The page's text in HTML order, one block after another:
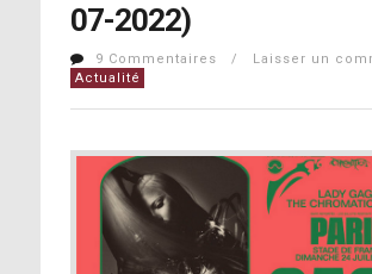
07-2022)
9 Commentaires / Laisser un
Actualité